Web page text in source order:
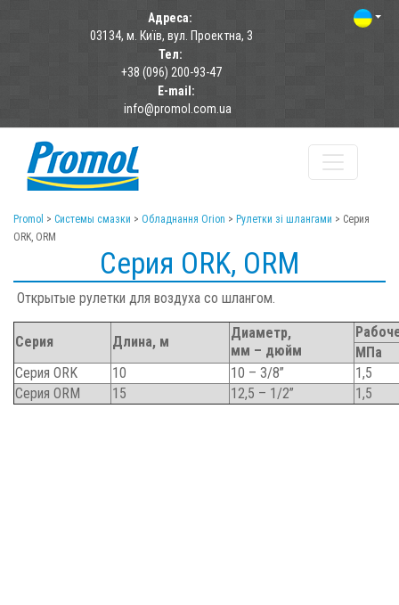
Адреса:
03134, м. Київ, вул. Проектна, 3
Тел:
+38 (096) 200-93-47
E-mail:
info@promol.com.ua
Promol > Системы смазки > Обладнання Orion > Рулетки зі шлангами > Серия
ORK, ORM
Серия ORK, ORM
Открытые рулетки для воздуха со шлангом.
Серия Длина, м
Диаметр,
мм – дюйм
МПа
Серия ORK
10 10 – 3/8”
1,5
Серия ORM
15 12,5 – 1/2” 1,5